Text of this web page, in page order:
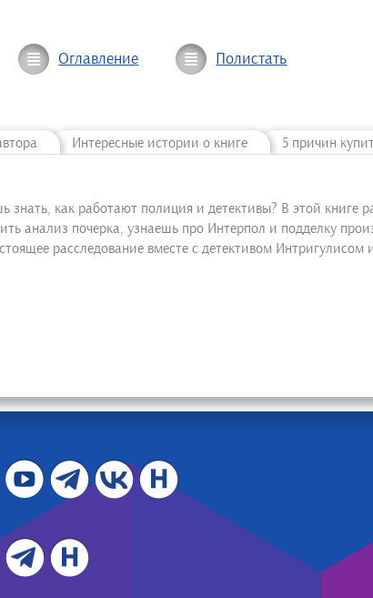
Оглавление Полистать
Интересные истории о книге 5 причин
как работают полиция и детективы? В этой книге
анализ почерка, узнаешь про Интерпол и подделку
расследование вместе с детективом